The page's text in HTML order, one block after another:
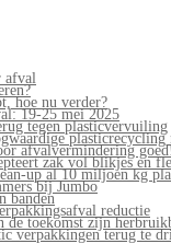
afval
hoe nu verder?
19-25 mei 2025
tegen plasticvervuiling
afvalvermindering
zak vol blikjes en
up al 10 miljoen kg
bij Jumbo
banden
reductie
de toekomst zijn
verpakkingen terug te